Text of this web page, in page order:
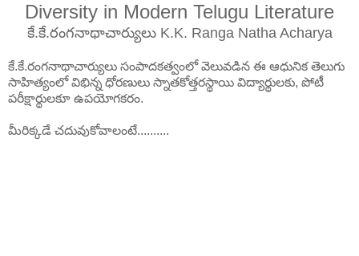
Diversity in Modern Telugu Literature
కే.కే.రంగనాథాచార్యులు K.K. Ranga Natha Acharya
కే.కే.రంగనాథాచార్యులు సంపాదకత్వంలో వెలువడిన ఈ ఆధునిక తెలుగు
సాహిత్యంలో విభిన్న ధోరణులు స్నాతకోత్తరస్థాయి విద్యార్థులకు, పోటీ
పరీక్షార్థులకూ ఉపయోగకరం.
మీరిక్కడే చదువుకోవాలంటే..........